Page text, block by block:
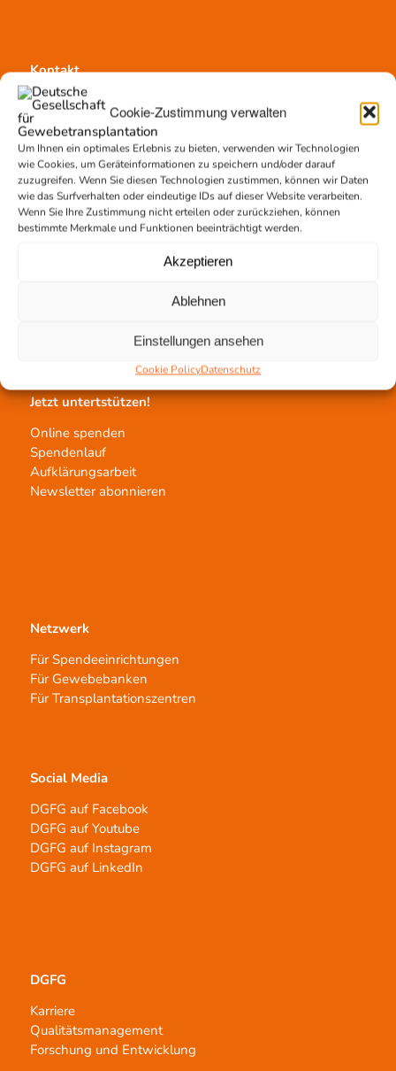
Cookie-Zustimmung verwalten
Um Ihnen ein optimales Erlebnis zu bieten, verwenden wir Technologien
wie Cookies, um Geräteinformationen zu speichern und/oder darauf
zuzugreifen. Wenn Sie diesen Technologien zustimmen, können wir Daten
wie das Surfverhalten oder eindeutige IDs auf dieser Website verarbeiten.
Wenn Sie Ihre Zustimmung nicht erteilen oder zurückziehen, können
bestimmte Merkmale und Funktionen beeinträchtigt werden.
Akzeptieren
Ablehnen
Einstellungen ansehen
Cookie PolicyDatenschutz
Kontakt
Team Hannover
Spendestandorte
Vermittlungsstelle
Gewebetransplantation
Transplantatvermittlung
Jetzt untertstützen!
Online spenden
Spendenlauf
Aufklärungsarbeit
Newsletter abonnieren
Netzwerk
Für Spendeeinrichtungen
Für Gewebebanken
Für Transplantationszentren
Social Media
DGFG auf Facebook
DGFG auf Youtube
DGFG auf Instagram
DGFG auf LinkedIn
DGFG
Karriere
Qualitätsmanagement
Forschung und Entwicklung